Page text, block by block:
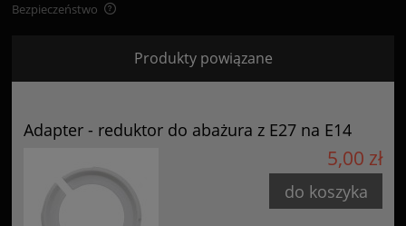
Bezpieczeństwo
Certyfikaty i ostrzeżenie bezpieczeństwa
GOLDSUN
Produkty powiązane
Adapter - reduktor do abażura z E27 na E14
5,00 zł
do koszyka